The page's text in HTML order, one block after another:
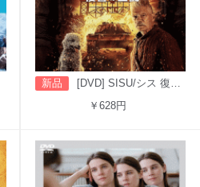
新品
[DVD] SISU/シス 復讐の血闘（吹替版）
￥628円